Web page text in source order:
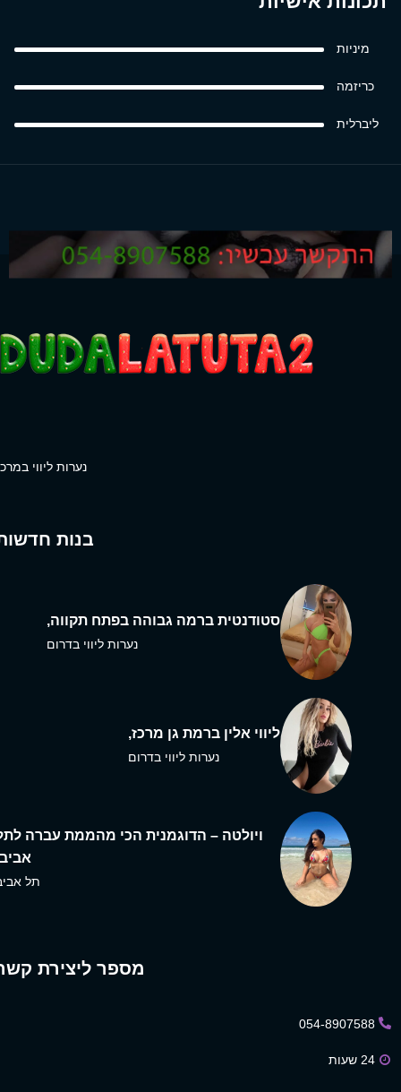
מיניות
כריזמה
ליברלית
נערות ליווי
בנות
סטודנטית ברמה גבוהה בפתח תקווה,
נערות ליווי בדרום
ליווי אלין ברמת גן מרכז,
נערות ליווי בדרום
ויולטה – הדוגמנית הכי מהממת עברה
תל
מספר ליצירת
054-8907588
24 שעות